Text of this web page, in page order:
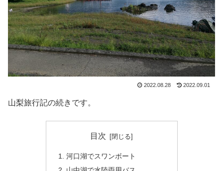
2022.08.28 2022.09.01
山梨旅行記の続きです。
目次
河口湖でスワンボート